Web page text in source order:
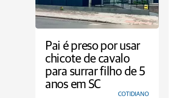
Pai é preso por usar
chicote de cavalo
para surrar filho de 5
anos em SC
COTIDIANO